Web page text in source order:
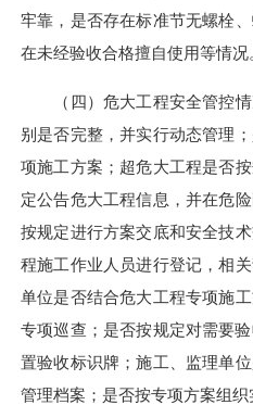
牢靠，是否存在标准节无螺栓
在未经验收合格擅自使用等情况
（四）危大工程安全管控情
别是否完整，并实行动态管理
项施工方案；超危大工程是否
定公告危大工程信息，并在危
按规定进行方案交底和安全技
程施工作业人员进行登记，相
单位是否结合危大工程专项施
专项巡查；是否按规定对需要
置验收标识牌；施工、监理单
管理档案；是否按专项方案组织